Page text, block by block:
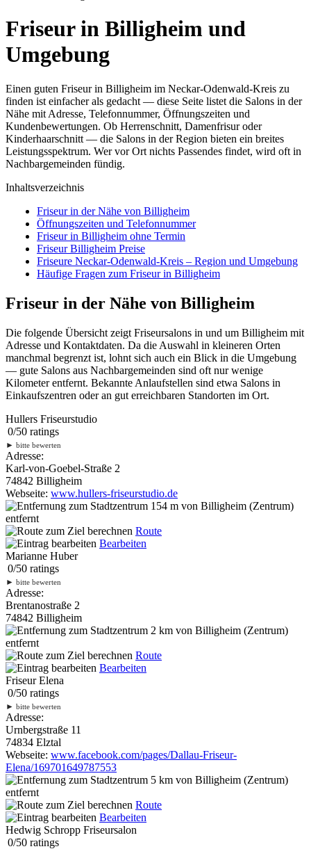
Friseur in Billigheim und
Umgebung
Einen guten Friseur in Billigheim im Neckar-Odenwald-Kreis zu
finden ist einfacher als gedacht — diese Seite listet die Salons in der
Nähe mit Adresse, Telefonnummer, Öffnungszeiten und
Kundenbewertungen. Ob Herrenschnitt, Damenfrisur oder
Kinderhaarschnitt — die Salons in der Region bieten ein breites
Leistungsspektrum. Wer vor Ort nichts Passendes findet, wird oft in
Nachbargemeinden fündig.
Inhaltsverzeichnis
Friseur in der Nähe von Billigheim
Öffnungszeiten und Telefonnummer
Friseur in Billigheim ohne Termin
Friseur Billigheim Preise
Friseure Neckar-Odenwald-Kreis – Region und Umgebung
Häufige Fragen zum Friseur in Billigheim
Friseur in der Nähe von Billigheim
Die folgende Übersicht zeigt Friseursalons in und um Billigheim mit
Adresse und Kontaktdaten. Da die Auswahl in kleineren Orten
manchmal begrenzt ist, lohnt sich auch ein Blick in die Umgebung
— gute Salons aus Nachbargemeinden sind oft nur wenige
Kilometer entfernt. Bekannte Anlaufstellen sind etwa Salons in
Einkaufszentren oder an gut erreichbaren Standorten im Ort.
Hullers Friseurstudio
0/50 ratings
► bitte bewerten
Adresse:
Karl-von-Goebel-Straße 2
74842 Billigheim
Webseite: www.hullers-friseurstudio.de
154 m von Billigheim (Zentrum)
entfernt
Route
Bearbeiten
Marianne Huber
0/50 ratings
► bitte bewerten
Adresse:
Brentanostraße 2
74842 Billigheim
2 km von Billigheim (Zentrum)
entfernt
Route
Bearbeiten
Friseur Elena
0/50 ratings
► bitte bewerten
Adresse:
Urnbergstraße 11
74834 Elztal
Webseite: www.facebook.com/pages/Dallau-Friseur-
Elena/169701649787553
5 km von Billigheim (Zentrum)
entfernt
Route
Bearbeiten
Hedwig Schropp Friseursalon
0/50 ratings